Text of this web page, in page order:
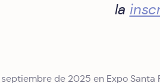
la
de 2025 en Expo Santa